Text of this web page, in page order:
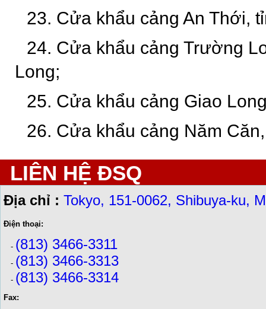
23. Cửa khẩu cảng An Thới,
24. Cửa khẩu cảng Trường
Long;
25. Cửa khẩu cảng Giao
26. Cửa khẩu cảng Năm
LIÊN HỆ ĐSQ
Địa chỉ : Tokyo, 151-0062, Shibuya-ku,
Điện thoại:
- (813) 3466-3311
- (813) 3466-3313
- (813) 3466-3314
Fax: